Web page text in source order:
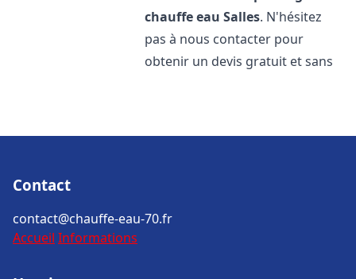
chauffe eau Salles. N'hésitez
pas à nous contacter pour
obtenir un devis gratuit et sans
Contact
contact@chauffe-eau-70.fr
Accueil Informations